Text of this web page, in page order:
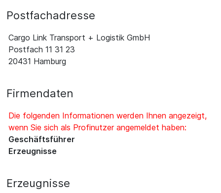
Postfachadresse
Cargo Link Transport + Logistik GmbH
Postfach 11 31 23
20431 Hamburg
Firmendaten
Die folgenden Informationen werden Ihnen angezeigt,
wenn Sie sich als Profinutzer angemeldet haben:
Geschäftsführer
Erzeugnisse
Erzeugnisse